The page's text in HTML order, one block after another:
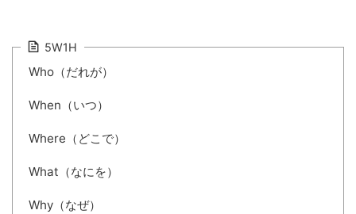
5W1H
Who（だれが）
When（いつ）
Where（どこで）
What（なにを）
Why（なぜ）